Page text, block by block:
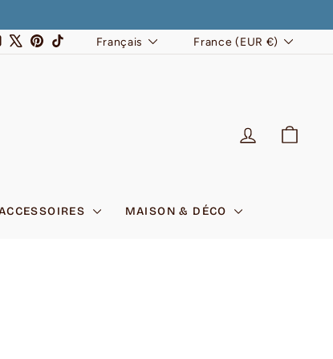
YouTubePinterest
TikTok LANGUE
Français DEVISE
France (EUR €)
SE
MAISON & DÉCO